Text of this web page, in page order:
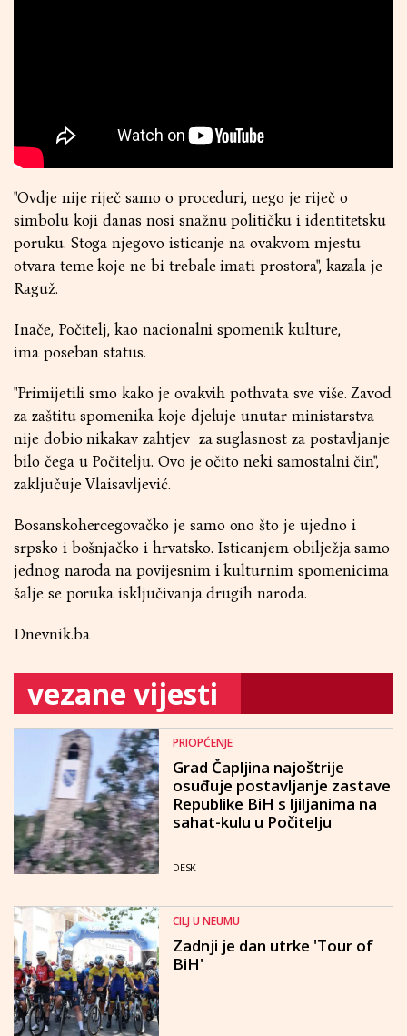
"Ovdje nije riječ samo o proceduri, nego je riječ o
simbolu koji danas nosi snažnu političku i identitetsku
poruku. Stoga njegovo isticanje na ovakvom mjestu
otvara teme koje ne bi trebale imati prostora", kazala je
Raguž.
Inače, Počitelj, kao nacionalni spomenik kulture,
ima poseban status.
"Primijetili smo kako je ovakvih pothvata sve više. Zavod
za zaštitu spomenika koje djeluje unutar ministarstva
nije dobio nikakav zahtjev za suglasnost za postavljanje
bilo čega u Počitelju. Ovo je očito neki samostalni čin",
zaključuje Vlaisavljević.
Bosanskohercegovačko je samo ono što je ujedno i
srpsko i bošnjačko i hrvatsko. Isticanjem obilježja samo
jednog naroda na povijesnim i kulturnim spomenicima
šalje se poruka isključivanja drugih naroda.
Dnevnik.ba
vezane vijesti
PRIOPĆENJE
Grad Čapljina najoštrije
osuđuje postavljanje zastave
Republike BiH s ljiljanima na
sahat-kulu u Počitelju
DESK
CILJ U NEUMU
Zadnji je dan utrke 'Tour of
BiH'